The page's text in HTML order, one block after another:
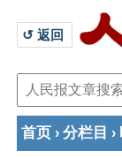
↺ 返回
首页 › 分栏目 ›